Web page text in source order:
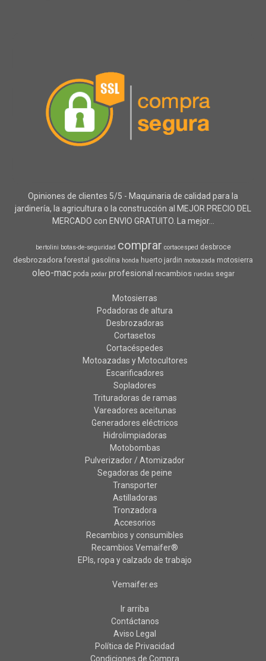
Opiniones de clientes 5/5 - Maquinaria de calidad para la
jardinería, la agricultura o la construcción al MEJOR PRECIO DEL
MERCADO con ENVIO GRATUITO. La mejor...
bertolini botas-de-seguridad comprar cortacesped desbroce
desbrozadora forestal gasolina honda huerto jardin motoazada motosierra
oleo-mac poda podar profesional recambios ruedas segar
Motosierras
Podadoras de altura
Desbrozadoras
Cortasetos
Cortacéspedes
Motoazadas y Motocultores
Escarificadores
Sopladores
Trituradoras de ramas
Vareadores aceitunas
Generadores eléctricos
Hidrolimpiadoras
Motobombas
Pulverizador / Atomizador
Segadoras de peine
Transporter
Astilladoras
Tronzadora
Accesorios
Recambios y consumibles
Recambios Vemaifer®
EPIs, ropa y calzado de trabajo
Vemaifer.es
Ir arriba
Contáctanos
Aviso Legal
Política de Privacidad
Condiciones de Compra